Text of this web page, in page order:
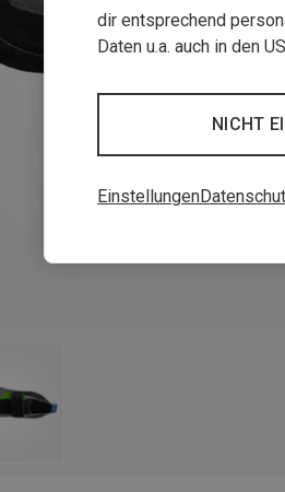
dir entsprechend
Daten u.a. auch in den
NICHT
Einstellungen